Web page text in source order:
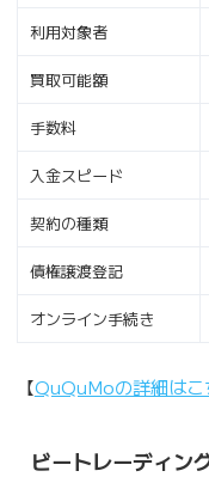
利用対象者
買取可能額
手数料
入金スピード
契約の種類
債権譲渡登記
オンライン手続き
【QuQuMoの詳細はこ
ビートレーディン